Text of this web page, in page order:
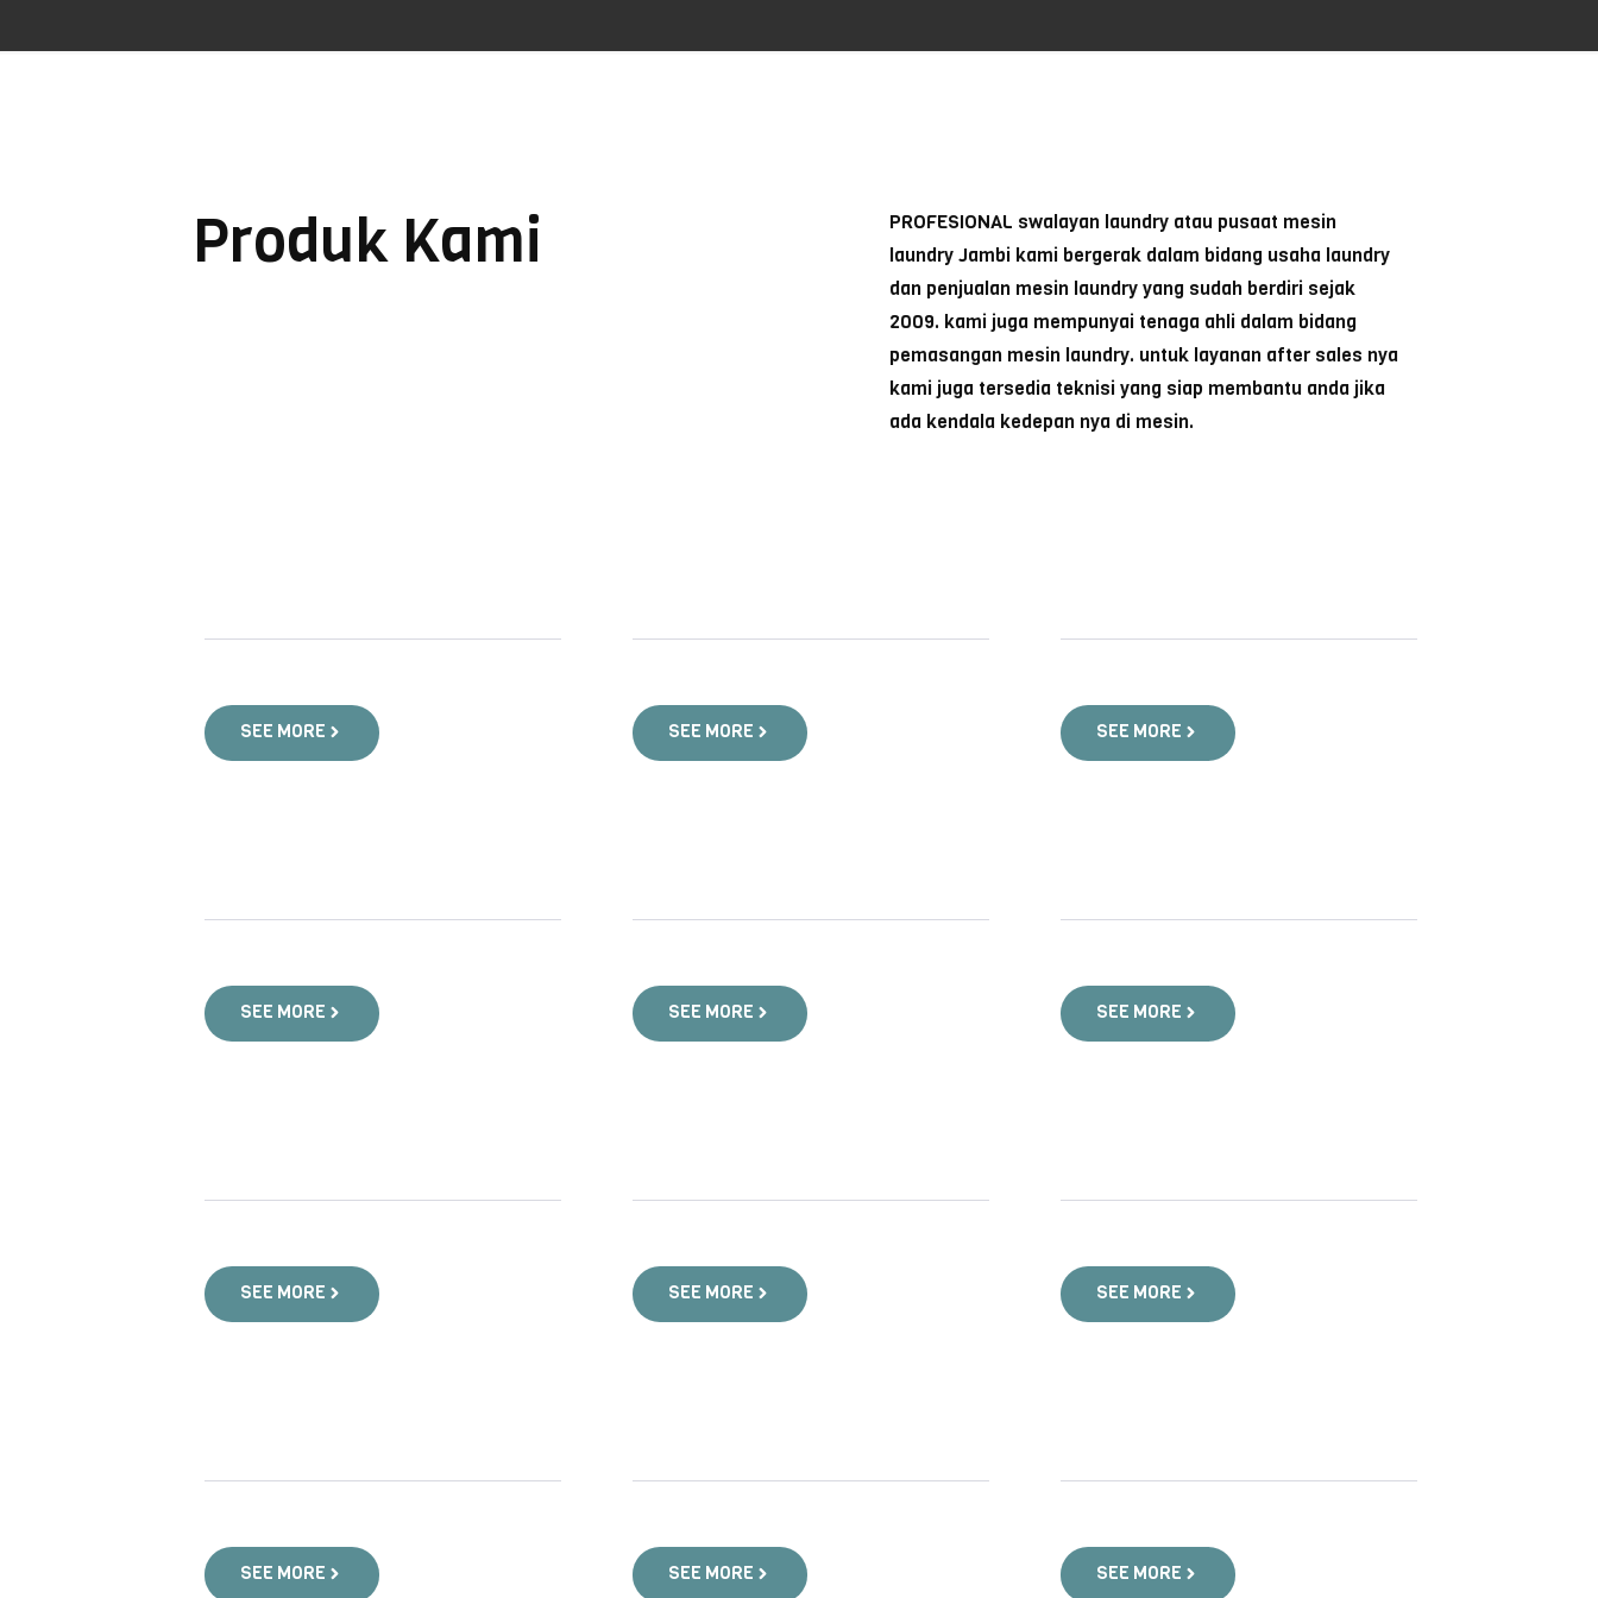
Produk Kami
PROFESIONAL swalayan laundry atau pusaat mesin
laundry Jambi kami bergerak dalam bidang usaha laundry
dan penjualan mesin laundry yang sudah berdiri sejak
2009. kami juga mempunyai tenaga ahli dalam bidang
pemasangan mesin laundry. untuk layanan after sales nya
kami juga tersedia teknisi yang siap membantu anda jika
ada kendala kedepan nya di mesin.
SEE MORE SEE MORE SEE MORE
SEE MORE SEE MORE SEE MORE
SEE MORE SEE MORE SEE MORE
SEE MORE SEE MORE SEE MORE